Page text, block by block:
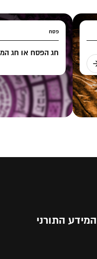
פסח
חג הפסח או חג
התורני